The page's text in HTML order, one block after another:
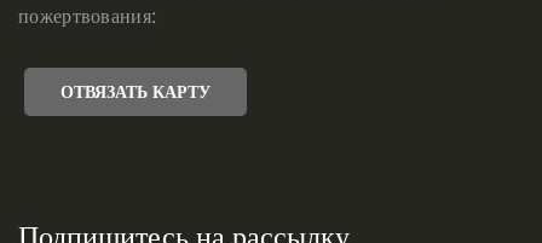
пожертвования:
ОТВЯЗАТЬ КАРТУ
Подпишитесь на рассылку